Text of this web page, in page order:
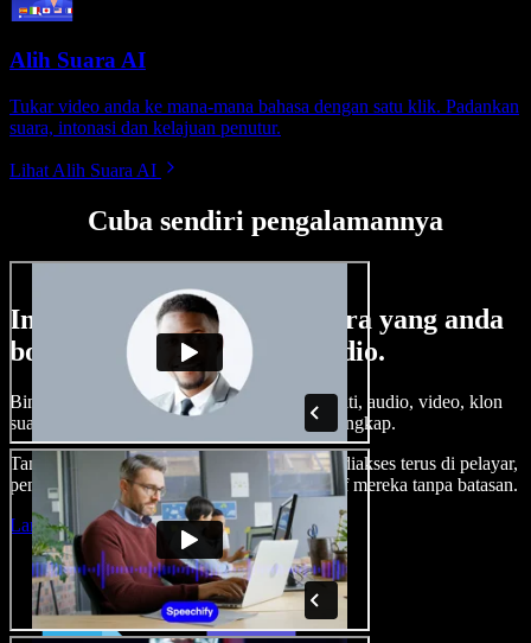
Alih Suara AI
Tukar video anda ke mana-mana bahasa dengan satu klik. Padankan
suara, intonasi dan kelajuan penutur.
Lihat Alih Suara AI
Cuba sendiri pengalamannya
Ini hanya sebahagian perkara yang anda
boleh buat di Speechify Studio.
Bina suara latar, tambah imej stok tanpa royalti, audio, video, klon
suara anda, untuk projek audio video yang lengkap.
Tanpa keluk pembelajaran dan semua boleh diakses terus di pelayar,
pencipta boleh realisasikan segala idea kreatif mereka tanpa batasan.
Lancarkan Studio